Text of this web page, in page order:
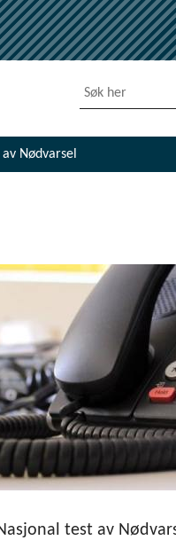
Nødvarsel
test av